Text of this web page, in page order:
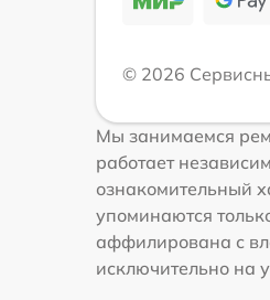
© 2026
Мы занимаемся
работает
ознакомительный
упоминаются
аффилирована с
исключительно на